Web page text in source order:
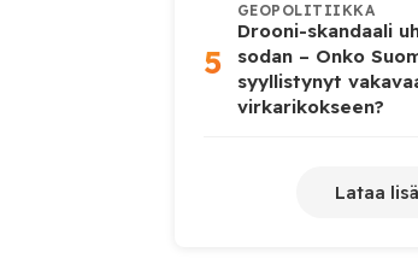
5
GEOPOLITIIKKA
Drooni-skandaali
sodan – Onko
syyllistynyt
virkarikokseen?
Lataa